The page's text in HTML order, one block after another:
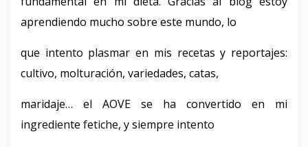
aprendiendo mucho sobre este mundo, lo
que intento plasmar en mis recetas y reportajes:
cultivo, molturación, variedades, catas,
maridaje… el AOVE se ha convertido en mi
ingrediente fetiche, y siempre intento